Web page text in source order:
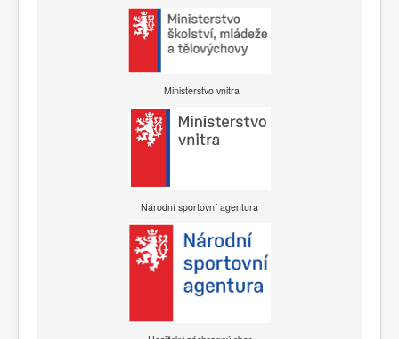
Ministerstvo vnitra
Národní sportovní agentura